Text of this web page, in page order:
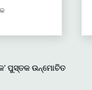
ପୁସ୍ତକ ଉନ୍ମୋଚିତ